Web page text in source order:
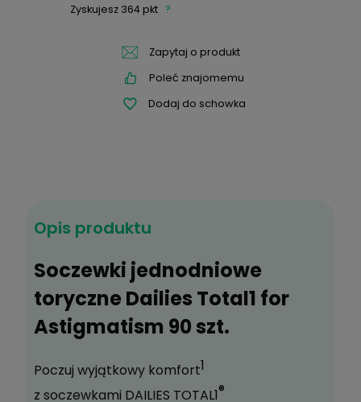
364,52 zł
Zapytaj o produkt
Poleć znajomemu
Dodaj do schowka
Opis produktu
Soczewki jednodniowe
toryczne Dailies Total1 for
Astigmatism 90 szt.
Poczuj wyjątkowy komfort1
z soczewkami DAILIES TOTAL1®